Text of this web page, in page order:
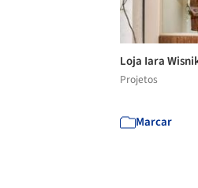
Loja Iara
Projetos
Marcar